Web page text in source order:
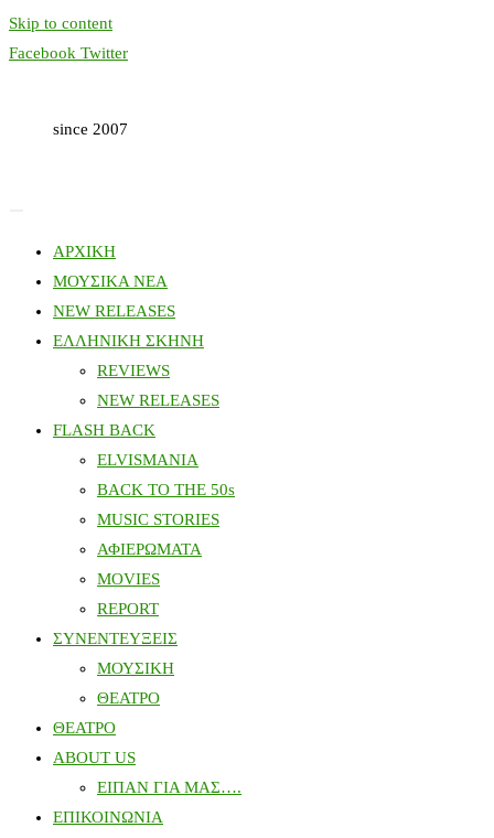
Skip to content
Facebook Twitter
since 2007
ΑΡΧΙΚΗ
ΜΟΥΣΙΚΑ ΝΕΑ
NEW RELEASES
ΕΛΛΗΝΙΚΗ ΣΚΗΝΗ
REVIEWS
NEW RELEASES
FLASH BACK
ELVISMANIA
BACK TO THE 50s
MUSIC STORIES
ΑΦΙΕΡΩΜΑΤΑ
MOVIES
REPORT
ΣΥΝΕΝΤΕΥΞΕΙΣ
ΜΟΥΣΙΚΗ
ΘΕΑΤΡΟ
ΘΕΑΤΡΟ
ABOUT US
ΕΙΠΑΝ ΓΙΑ ΜΑΣ….
ΕΠΙΚΟΙΝΩΝΙΑ